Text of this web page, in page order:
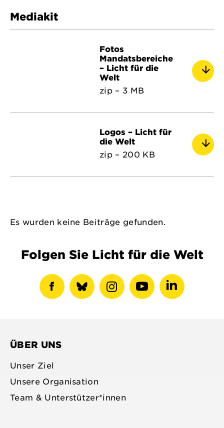
Mediakit
Fotos
Mandatsbereiche
– Licht für die
Welt
zip – 3 MB
Logos – Licht für
die Welt
zip – 200 KB
Es wurden keine Beiträge gefunden.
Folgen Sie Licht für die Welt
Facebook-
show Instagram-Youtube-LinkedIN-
ÜBER UNS
Unser Ziel
Unsere Organisation
Team & Unterstützer*innen